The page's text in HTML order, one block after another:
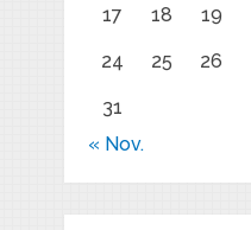
17 18 19
24 25 26
31
« Nov.